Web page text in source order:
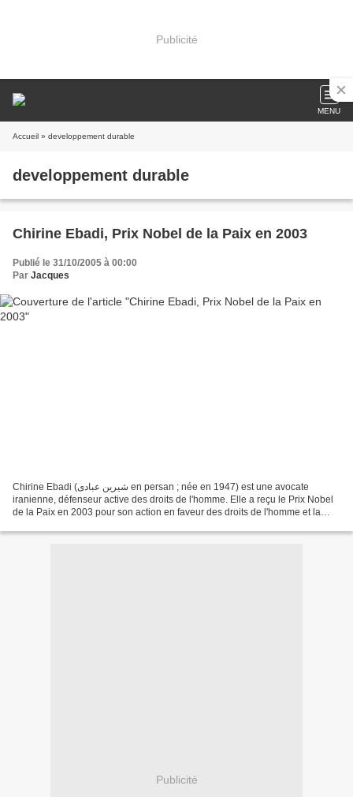
Publicité
MENU
Accueil » developpement durable
developpement durable
Chirine Ebadi, Prix Nobel de la Paix en 2003
Publié le 31/10/2005 à 00:00
Par Jacques
Chirine Ebadi (شیرین عبادی en persan ; née en 1947) est une avocate
iranienne, défenseur active des droits de l'homme. Elle a reçu le Prix Nobel
de la Paix en 2003 pour son action en faveur des droits de l'homme et la
Publicité